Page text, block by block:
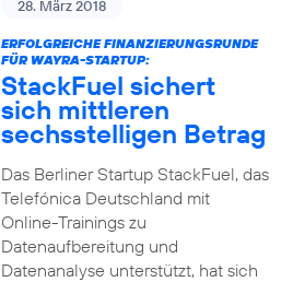
28. März 2018
ERFOLGREICHE FINANZIERUNGSRUNDE
FÜR WAYRA-STARTUP:
StackFuel sichert
sich mittleren
sechsstelligen Betrag
Das Berliner Startup StackFuel, das
Telefónica Deutschland mit
Online-Trainings zu
Datenaufbereitung und
Datenanalyse unterstützt, hat sich